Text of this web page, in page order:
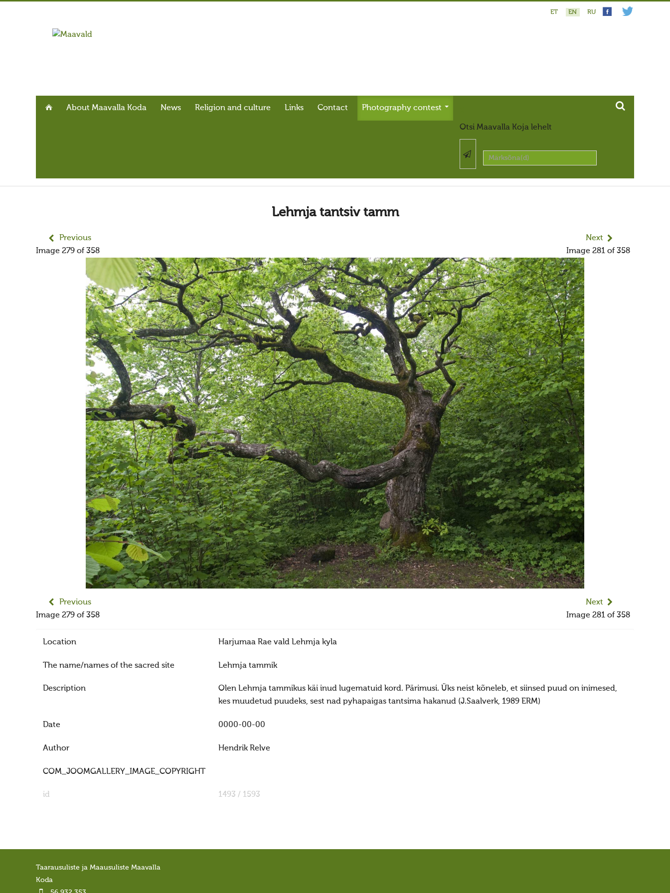
ET EN RU
About Maavalla Koda News Religion and culture Links Contact Photography contest
Otsi Maavalla Koja lehelt
Lehmja tantsiv tamm
Previous
Image 279 of 358
Next
Image 281 of 358
Previous
Image 279 of 358
Next
Image 281 of 358
Location Harjumaa Rae vald Lehmja kyla
The name/names of the sacred site Lehmja tammik
Description
Olen Lehmja tammikus käi inud lugematuid kord. Pärimusi. Üks neist kõneleb, et siinsed puud on inimesed,
kes muudetud puudeks, sest nad pyhapaigas tantsima hakanud (J.Saalverk, 1989 ERM)
Date 0000-00-00
Author Hendrik Relve
COM_JOOMGALLERY_IMAGE_COPYRIGHT
id 1493 / 1593
Taarausuliste ja Maausuliste Maavalla
Koda